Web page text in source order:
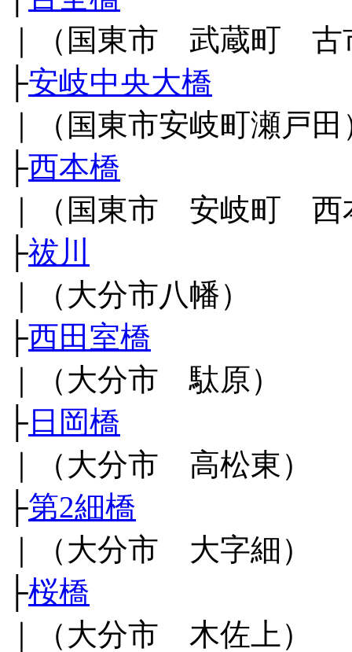
｜（国東市 武蔵町 古
├安岐中央大橋
｜（国東市安岐町瀬戸田
├西本橋
｜（国東市 安岐町 西
├祓川
｜（大分市八幡）
├西田室橋
｜（大分市 駄原）
├ 日岡橋
｜（大分市 高松東）
├第2細橋
｜（大分市 大字細）
├桜橋
｜（大分市 木佐上）